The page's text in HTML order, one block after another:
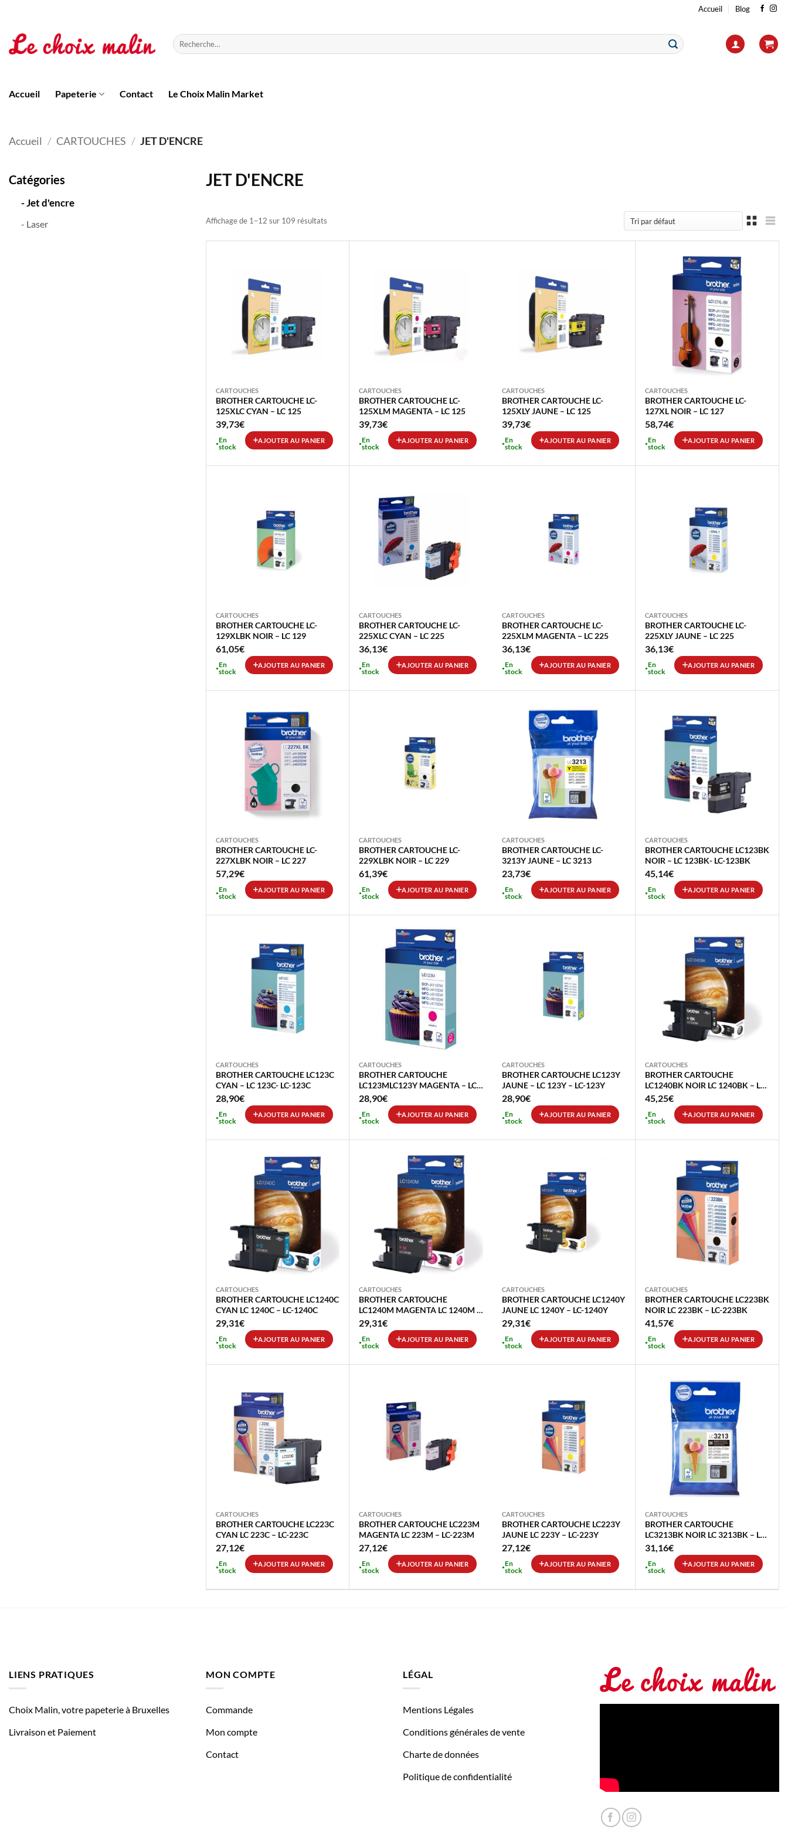
contenu
Accueil Blog
Recherche
pour :
Accueil Papeterie Contact Le Choix Malin Market
Accueil / CARTOUCHES / JET D'ENCRE
Catégories
- Jet d'encre
- Laser
JET D'ENCRE
Affichage de 1–12 sur 109 résultats
CARTOUCHES
BROTHER CARTOUCHE LC-
125XLC CYAN – LC 125
39,73€
En
stock
AJOUTER AU PANIER
CARTOUCHES
BROTHER CARTOUCHE LC-
125XLM MAGENTA – LC 125
39,73€
En
stock
AJOUTER AU PANIER
CARTOUCHES
BROTHER CARTOUCHE LC-
125XLY JAUNE – LC 125
39,73€
En
stock
AJOUTER AU PANIER
CARTOUCHES
BROTHER CARTOUCHE LC-
127XL NOIR – LC 127
58,74€
En
stock
AJOUTER AU PANIER
CARTOUCHES
BROTHER CARTOUCHE LC-
129XLBK NOIR – LC 129
61,05€
En
stock
AJOUTER AU PANIER
CARTOUCHES
BROTHER CARTOUCHE LC-
225XLC CYAN – LC 225
36,13€
En
stock
AJOUTER AU PANIER
CARTOUCHES
BROTHER CARTOUCHE LC-
225XLM MAGENTA – LC 225
36,13€
En
stock
AJOUTER AU PANIER
CARTOUCHES
BROTHER CARTOUCHE LC-
225XLY JAUNE – LC 225
36,13€
En
stock
AJOUTER AU PANIER
CARTOUCHES
BROTHER CARTOUCHE LC-
227XLBK NOIR – LC 227
57,29€
En
stock
AJOUTER AU PANIER
CARTOUCHES
BROTHER CARTOUCHE LC-
229XLBK NOIR – LC 229
61,39€
En
stock
AJOUTER AU PANIER
CARTOUCHES
BROTHER CARTOUCHE LC-
3213Y JAUNE – LC 3213
23,73€
En
stock
AJOUTER AU PANIER
CARTOUCHES
BROTHER CARTOUCHE LC123BK
NOIR – LC 123BK- LC-123BK
45,14€
En
stock
AJOUTER AU PANIER
CARTOUCHES
BROTHER CARTOUCHE LC123C
CYAN – LC 123C- LC-123C
28,90€
En
stock
AJOUTER AU PANIER
CARTOUCHES
BROTHER CARTOUCHE
LC123MLC123Y MAGENTA – LC
123M – LC-123M
28,90€
En
stock
AJOUTER AU PANIER
CARTOUCHES
BROTHER CARTOUCHE LC123Y
JAUNE – LC 123Y – LC-123Y
28,90€
En
stock
AJOUTER AU PANIER
CARTOUCHES
BROTHER CARTOUCHE
LC1240BK NOIR LC 1240BK – LC-
1240BK
45,25€
En
stock
AJOUTER AU PANIER
CARTOUCHES
BROTHER CARTOUCHE LC1240C
CYAN LC 1240C – LC-1240C
29,31€
En
stock
AJOUTER AU PANIER
CARTOUCHES
BROTHER CARTOUCHE
LC1240M MAGENTA LC 1240M –
LC-1240M
29,31€
En
stock
AJOUTER AU PANIER
CARTOUCHES
BROTHER CARTOUCHE LC1240Y
JAUNE LC 1240Y – LC-1240Y
29,31€
En
stock
AJOUTER AU PANIER
CARTOUCHES
BROTHER CARTOUCHE LC223BK
NOIR LC 223BK – LC-223BK
41,57€
En
stock
AJOUTER AU PANIER
CARTOUCHES
BROTHER CARTOUCHE LC223C
CYAN LC 223C – LC-223C
27,12€
En
stock
AJOUTER AU PANIER
CARTOUCHES
BROTHER CARTOUCHE LC223M
MAGENTA LC 223M – LC-223M
27,12€
En
stock
AJOUTER AU PANIER
CARTOUCHES
BROTHER CARTOUCHE LC223Y
JAUNE LC 223Y – LC-223Y
27,12€
En
stock
AJOUTER AU PANIER
CARTOUCHES
BROTHER CARTOUCHE
LC3213BK NOIR LC 3213BK – LC-
3213BK
31,16€
En
stock
AJOUTER AU PANIER
LIENS PRATIQUES
Choix Malin, votre papeterie à Bruxelles
Livraison et Paiement
MON COMPTE
Commande
Mon compte
Contact
LÉGAL
Mentions Légales
Conditions générales de vente
Charte de données
Politique de confidentialité